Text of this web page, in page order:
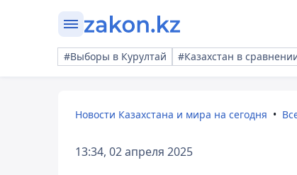
#Выборы в Курултай #Казахстан в
Новости Казахстана и мира на сегодня
13:34, 02 апреля 2025